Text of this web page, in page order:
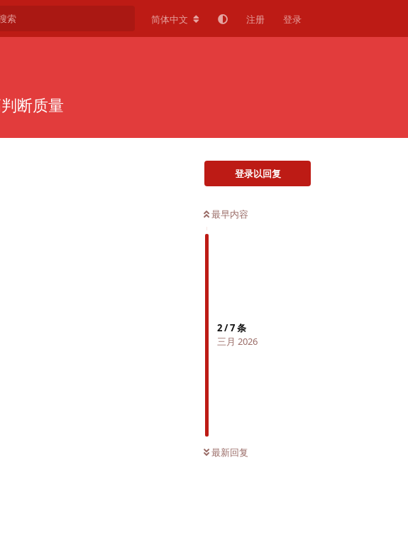
简体中文 注册 登录
断质量
登录以回复
最早内容
2/7条
三月 2026
最新回复